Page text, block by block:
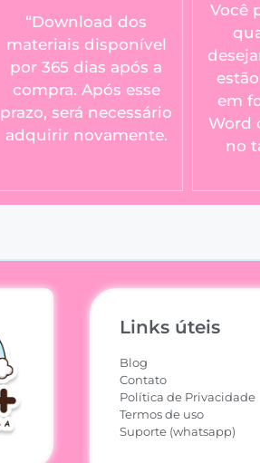
“Download dos
materiais disponível
por 365 dias após a
compra. Após esse
prazo, será necessário
adquirir novamente.
Você
em
Word
no
Links úteis
Blog
Contato
Política de Privacidade
Termos de uso
Suporte (whatsapp)